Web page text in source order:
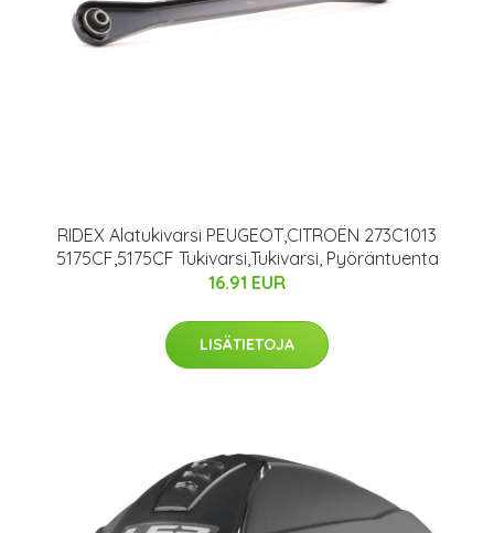
RIDEX Alatukivarsi PEUGEOT,CITROËN 273C1013
5175CF,5175CF Tukivarsi,Tukivarsi, Pyöräntuenta
16.91 EUR
LISÄTIETOJA